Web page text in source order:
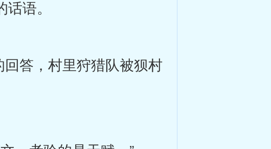
语。
答，村里狩猎队被狈村